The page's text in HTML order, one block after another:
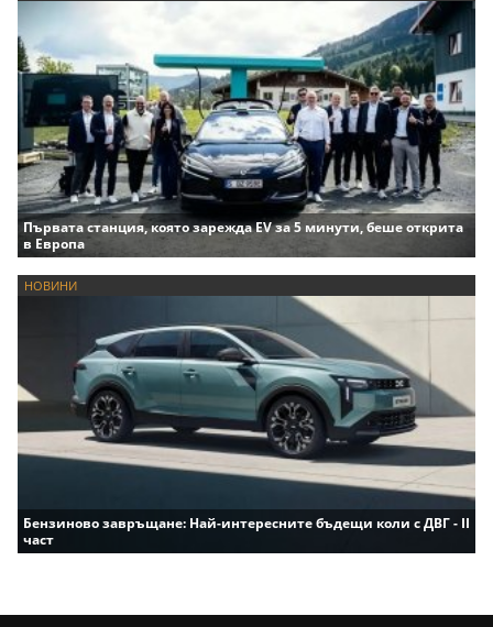
Първата станция, която зарежда EV за 5 минути, беше открита
в Европа
НОВИНИ
Бензиново завръщане: Най-интересните бъдещи коли с ДВГ - II
част